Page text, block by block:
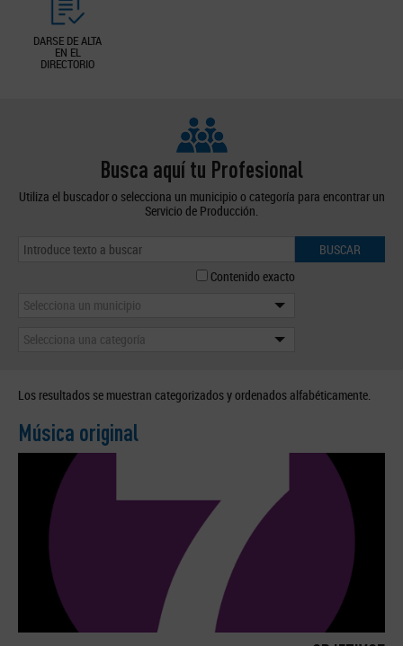
DARSE DE ALTA
EN EL
DIRECTORIO
Busca aquí tu Profesional
Utiliza el buscador o selecciona un municipio o categoría para encontrar un
Servicio de Producción.
BUSCAR
Contenido exacto
Selecciona un municipio
Selecciona una categoría
Los resultados se muestran categorizados y ordenados alfabéticamente.
Música original